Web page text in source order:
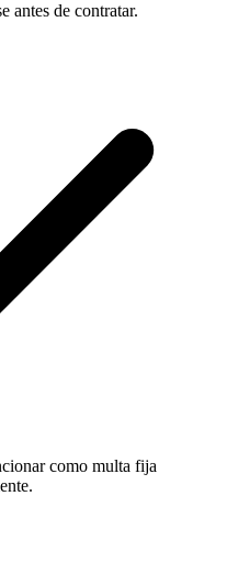
antes de contratar.
como multa fija